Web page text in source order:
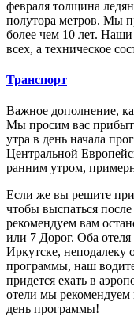
февраля толщина
полутора метров. Мы
более чем 10 лет.
всех, а техническое
Транспорт
Важное дополнение,
Мы просим вас
утра в день начала
Центральной
ранним утром,
Если же вы решите
чтобы выспаться
рекомендуем вам
или 7 Дорог. Оба
Иркутске, неподалеку
программы, наш
придется ехать в
отели мы рекомендуем
день программы!